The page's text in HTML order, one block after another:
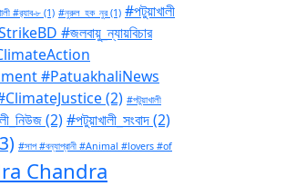
#র‍্যাব-৮ (1) #নুরুল_হক_নুর(1) #পটুয়াখালী
#জলবায়ু_ন্যায়বিচার
#PatuakhaliNews
(2) #পটুয়াখালী
(2) #পটুয়াখালী_সংবাদ(2)
#সাপ #বন্যাপ্রানী #Animal #lovers #of
Chandra